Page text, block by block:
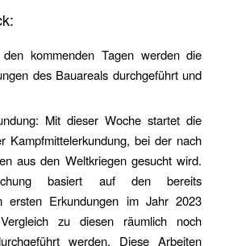
kommenden Tagen werden die
des Bauareals durchgeführt und
Mit dieser Woche startet die
Kampfmittelerkundung, bei der nach
aus den Weltkriegen gesucht wird.
basiert auf den bereits
ersten Erkundungen im Jahr 2023
zu diesen räumlich noch
werden. Diese Arbeiten